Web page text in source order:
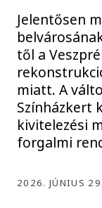
Jelentősen
től a
miatt. A
Színházkert
kivitelezési
forgalmi
2026. JÚNIUS